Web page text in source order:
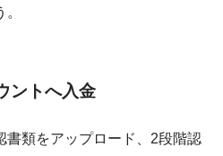
ントへ入金
書類をアップロード、2段階認